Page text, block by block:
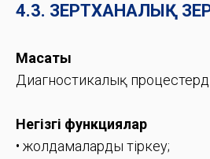
4.3. ЗЕРТХАНАЛЫҚ
Мақсаты
Диагностикалық
Негізгі функциялар
• жолдамаларды тіркеу;